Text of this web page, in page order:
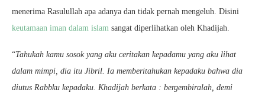
menerima Rasulullah apa adanya dan tidak pernah mengeluh. Disini
keutamaan iman dalam islam sangat diperlihatkan oleh Khadijah.
“Tahukah kamu sosok yang aku ceritakan kepadamu yang aku lihat
dalam mimpi, dia itu Jibril. Ia memberitahukan kepadaku bahwa dia
diutus Rabbku kepadaku. Khadijah berkata : bergembiralah, demi